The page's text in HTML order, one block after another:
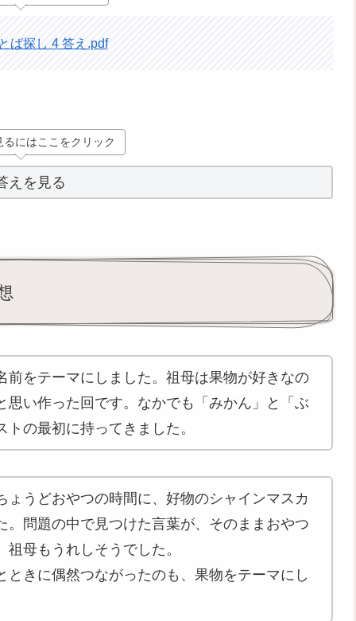
ば探し 4 答え.pdf
にはここをクリック
えを見る
前をテーマにしました。祖母は果物が好きなの
思い作った回です。なかでも「みかん」と「ぶ
の最初に持ってきました。
ょうどおやつの時間に、好物のシャインマスカ
。問題の中で見つけた言葉が、そのままおやつ
母もうれしそうでした。
ときに偶然つながったのも、果物をテーマにし